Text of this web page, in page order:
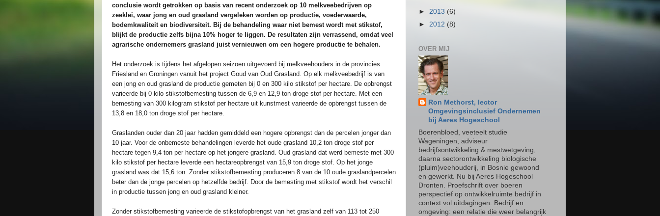
conclusie wordt getrokken op basis van recent onderzoek op 10 melkveebedrijven op
zeeklei, waar jong en oud grasland vergeleken worden op productie, voederwaarde,
bodemkwaliteit en biodiversiteit. Bij de behandeling waar niet bemest wordt met stikstof,
blijkt de productie zelfs bijna 10% hoger te liggen. De resultaten zijn verrassend, omdat veel
agrarische ondernemers grasland juist vernieuwen om een hogere productie te behalen.
Het onderzoek is tijdens het afgelopen seizoen uitgevoerd bij melkveehouders in de provincies
Friesland en Groningen vanuit het project Goud van Oud Grasland. Op elk melkveebedrijf is van
een jong en oud grasland de productie gemeten bij 0 en 300 kilo stikstof per hectare. De opbrengst
varieerde bij 0 kilo stikstofbemesting tussen de 6,9 en 12,9 ton droge stof per hectare. Met een
bemesting van 300 kilogram stikstof per hectare uit kunstmest varieerde de opbrengst tussen de
13,8 en 18,0 ton droge stof per hectare.
Graslanden ouder dan 20 jaar hadden gemiddeld een hogere opbrengst dan de percelen jonger dan
10 jaar. Voor de onbemeste behandelingen leverde het oude grasland 10,2 ton droge stof per
hectare tegen 9,4 ton per hectare op het jongere grasland. Oud grasland dat werd bemeste met 300
kilo stikstof per hectare leverde een hectareopbrengst van 15,9 ton droge stof. Op het jonge
grasland was dat 15,6 ton. Zonder stikstofbemesting produceren 8 van de 10 oude graslandpercelen
beter dan de jonge percelen op hetzelfde bedrijf. Door de bemesting met stikstof wordt het verschil
in productie tussen jong en oud grasland kleiner.
Zonder stikstofbemesting varieerde de stikstofopbrengst van het grasland zelf van 113 tot 250
► 2013 (6)
► 2012 (8)
OVER MIJ
Ron Methorst, lector
Omgevingsinclusief Ondernemen
bij Aeres Hogeschool
Boerenbloed, veeteelt studie
Wageningen, adviseur
bedrijfsontwikkeling & mestwetgeving,
daarna sectorontwikkeling biologische
(pluim)veehouderij, in Bosnie gewoond
en gewerkt. Nu bij Aeres Hogeschool
Dronten. Proefschrift over boeren
perspectief op ontwikkelruimte bedrijf in
context vol uitdagingen. Bedrijf en
omgeving: een relatie die weer belangrijk